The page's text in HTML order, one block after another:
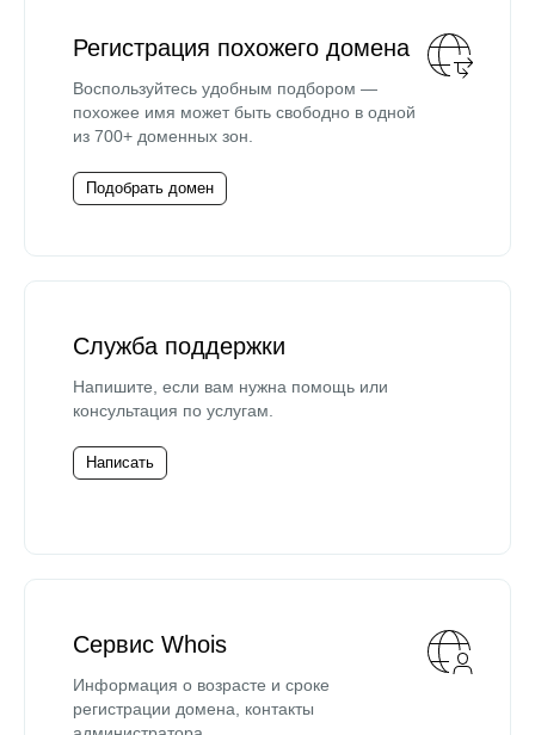
Регистрация похожего домена
Воспользуйтесь удобным подбором —
похожее имя может быть свободно в одной
из 700+ доменных зон.
Подобрать домен
Служба поддержки
Напишите, если вам нужна помощь или
консультация по услугам.
Написать
Сервис Whois
Информация о возрасте и сроке
регистрации домена, контакты